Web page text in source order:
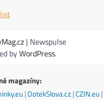
| Newspulse
byWordPress.
magazíny:
|DotekSlova.cz|CZIN.eu |